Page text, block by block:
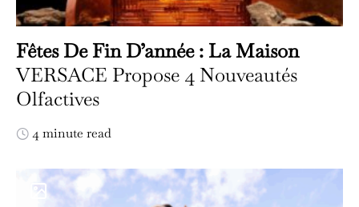
Fêtes De Fin D’année : La Maison
VERSACE Propose 4 Nouveautés
Olfactives
4 minute read